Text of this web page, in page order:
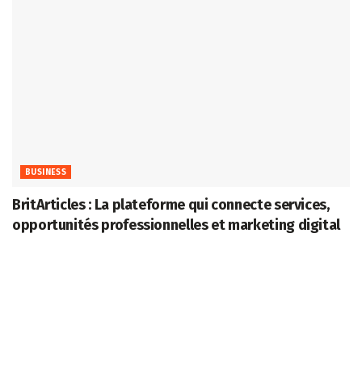
BUSINESS
BritArticles : La plateforme qui connecte services,
opportunités professionnelles et marketing digital